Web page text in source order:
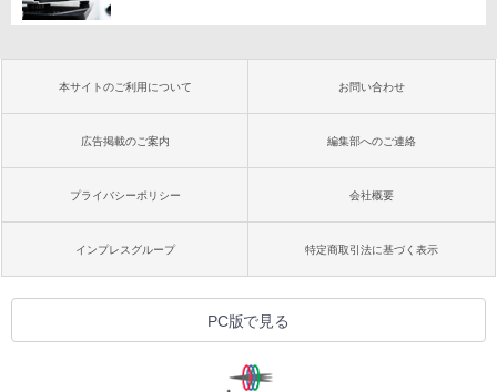
本サイトのご利用について お問い合わせ
広告掲載のご案内 編集部へのご連絡
プライバシーポリシー 会社概要
インプレスグループ 特定商取引法に基づく表示
PC版で見る